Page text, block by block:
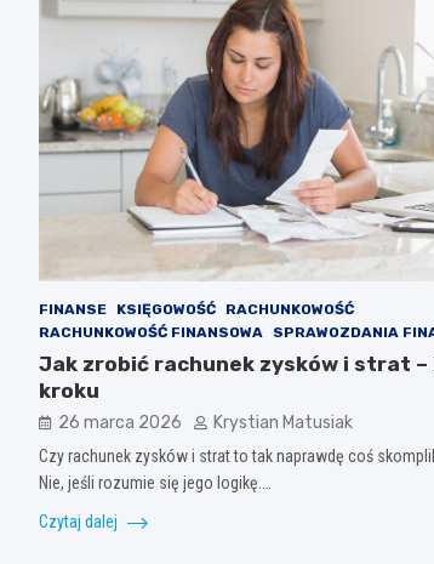
FINANSE KSIĘGOWOŚĆ
RACHUNKOWOŚĆ
RACHUNKOWOŚĆ FINANSOWA
SPRAWOZDANIA
Jak zrobić rachunek zysków i strat –
kroku
26 marca 2026 Krystian Matusiak
Czy rachunek zysków i strat to tak naprawdę coś
Nie, jeśli rozumie się jego logikę.…
Czytaj dalej